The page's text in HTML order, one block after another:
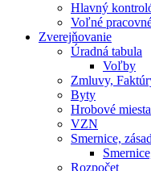
Hlavný
Voľné
Zverejňovanie
Úradná tabula
Voľby
Zmluvy,
Byty
Hrobové miesta
VZN
Smernice,
Rozpočet